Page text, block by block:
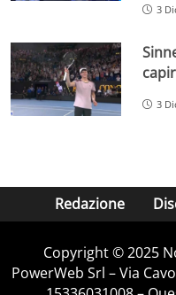
3
3
Redazione
Copyright © 2025
PowerWeb Srl – Via